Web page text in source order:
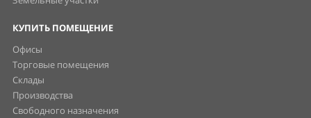
КУПИТЬ ПОМЕЩЕНИЕ
Офисы
Торговые помещения
Склады
Производства
Свободного назначения